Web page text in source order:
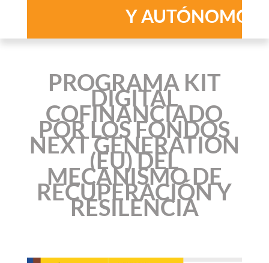
Y AUTÓNOMOS
PROGRAMA KIT
DIGITAL
COFINANCIADO
POR LOS FONDOS
NEXT GENERATION
(EU) DEL
MECANISMO DE
RECUPERACIÓN Y
RESILENCIA